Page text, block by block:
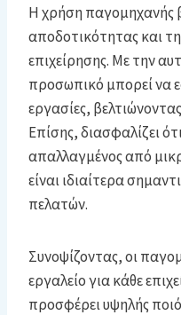
Η χρήση παγομηχανής
αποδοτικότητας και
επιχείρησης. Με την
προσωπικό μπορεί να
εργασίες,
Επίσης, διασφαλίζει
απαλλαγμένος από
είναι ιδιαίτερα
πελατών.
Συνοψίζοντας, οι
εργαλείο για κάθε
προσφέρει υψηλής